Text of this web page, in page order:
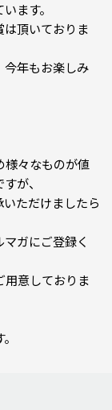
ます。
は頂いておりま
今年もお楽しみ
様々なものが値
が、
ただけましたら
ガにご登録く
用意しておりま